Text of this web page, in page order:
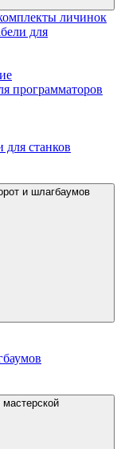
личинок
для
программаторов
станков
и шлагбаумов